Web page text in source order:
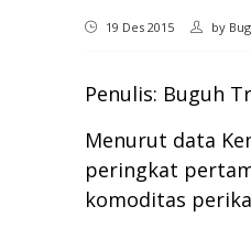
19 Des 2015 by
Penulis: Buguh
Menurut data
peringkat
komoditas